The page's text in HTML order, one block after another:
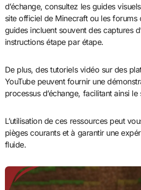
d’échange, consultez les guides
site officiel de Minecraft ou les forums
guides incluent souvent des captures
instructions étape par étape.
De plus, des tutoriels vidéo sur des
YouTube peuvent fournir une
processus d’échange, facilitant ainsi le
L’utilisation de ces ressources peut
pièges courants et à garantir une
fluide.